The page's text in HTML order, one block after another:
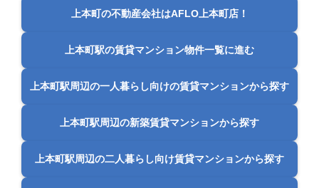
上本町の不動産会社はAFLO上本町店！
上本町駅の賃貸マンション物件一覧に進む
上本町駅周辺の一人暮らし向けの賃貸マンションから探す
上本町駅周辺の新築賃貸マンションから探す
上本町駅周辺の二人暮らし向け賃貸マンションから探す